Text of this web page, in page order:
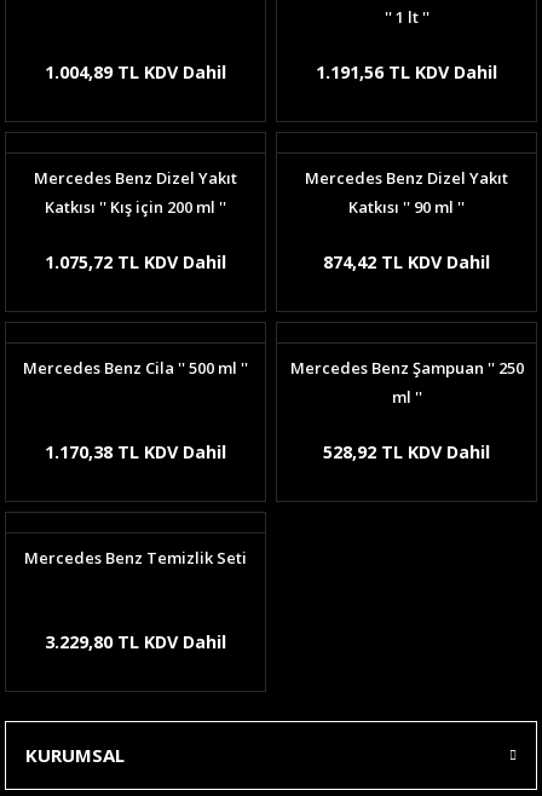
1.004,89 TL KDV Dahil
'' 1 lt ''
1.191,56 TL KDV Dahil
Mercedes Benz Dizel Yakıt
Katkısı '' Kış için 200 ml ''
1.075,72 TL KDV Dahil
Mercedes Benz Dizel Yakıt
Katkısı '' 90 ml ''
874,42 TL KDV Dahil
Mercedes Benz Cila '' 500 ml ''
1.170,38 TL KDV Dahil
Mercedes Benz Şampuan '' 250
ml ''
528,92 TL KDV Dahil
Mercedes Benz Temizlik Seti
3.229,80 TL KDV Dahil
KURUMSAL